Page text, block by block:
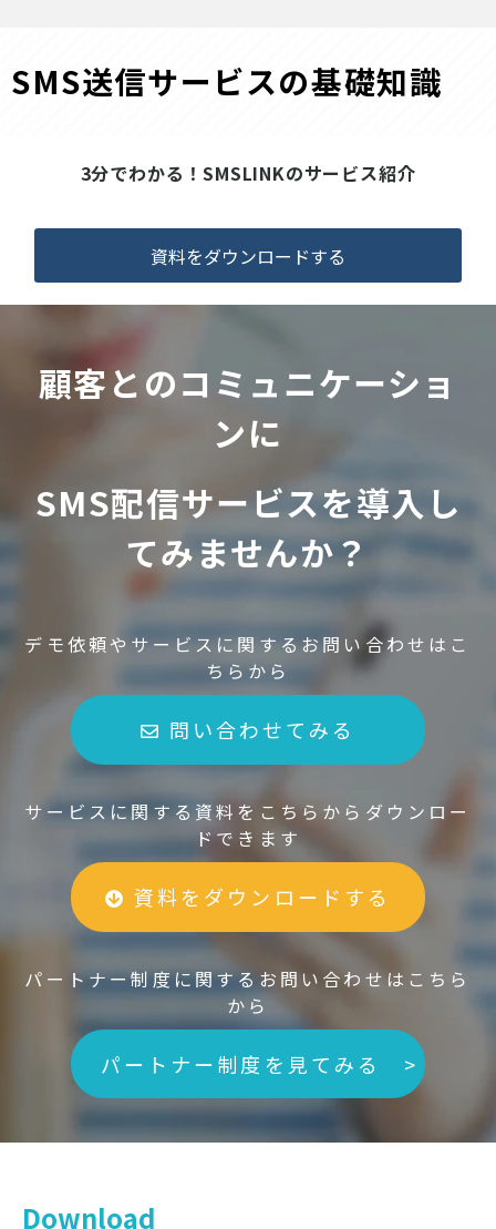
SMS送信サービスの基礎知識
3分でわかる！SMSLINKのサービス紹介
資料をダウンロードする
顧客とのコミュニケーショ
ンに
SMS配信サービスを導入し
てみませんか？
デモ依頼やサービスに関するお問い合わせはこ
ちらから
問い合わせてみる
サービスに関する資料をこちらからダウンロー
ドできます
資料をダウンロードする
パートナー制度に関するお問い合わせはこちら
から
パートナー制度を見てみる >
Download